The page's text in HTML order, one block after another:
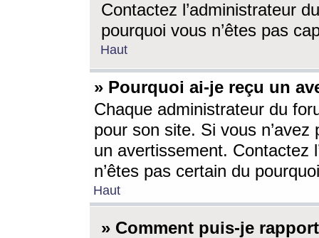
Contactez l’administrateur
pourquoi vous n’êtes pas
Haut
» Pourquoi ai-je reçu un
Chaque administrateur du
pour son site. Si vous
un avertissement. Contactez
n’êtes pas certain du
Haut
» Comment puis-je